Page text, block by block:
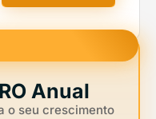
Anual
o seu crescimento